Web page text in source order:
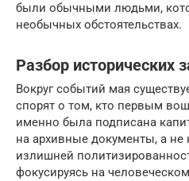
были обычными людьми,
необычных обстоятельствах.
Разбор исторических
Вокруг событий мая
спорят о том, кто первым
именно была подписана
на архивные документы, а не
излишней
фокусируясь на